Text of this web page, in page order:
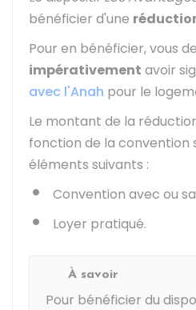
bénéficier d'une
Pour en bénéficier, vous
impérativement avoir
avec l'Anah pour le
Le montant de la
fonction de la convention
éléments suivants :
Convention avec ou
Loyer pratiqué.
À savoir
Pour bénéficier du